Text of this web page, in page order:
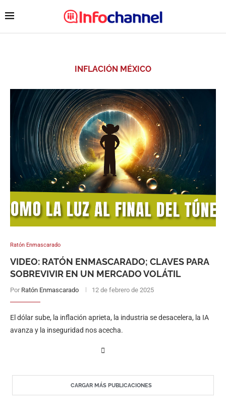
INFLACIÓN MÉXICO
Ratón Enmascarado
VIDEO: RATÓN ENMASCARADO; CLAVES PARA
SOBREVIVIR EN UN MERCADO VOLÁTIL
Por Ratón Enmascarado 12 de febrero de 2025
El dólar sube, la inflación aprieta, la industria se desacelera, la IA
avanza y la inseguridad nos acecha.
CARGAR MÁS PUBLICACIONES